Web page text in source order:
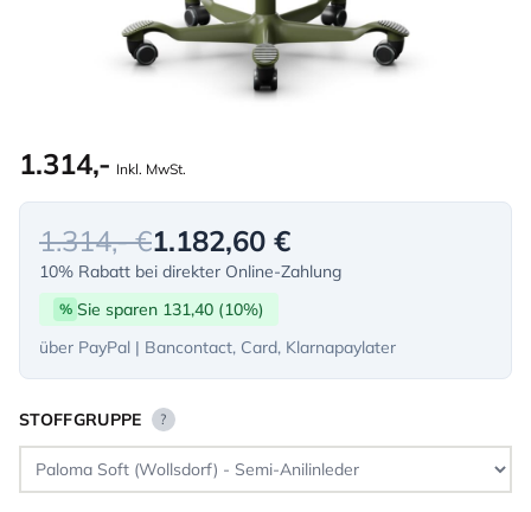
1.314,- Inkl. MwSt.
1.314,- €1.182,60 €
10% Rabatt bei direkter Online-Zahlung
% Sie sparen 131,40 (10%)
über PayPal | Bancontact, Card, Klarnapaylater
STOFFGRUPPE ?